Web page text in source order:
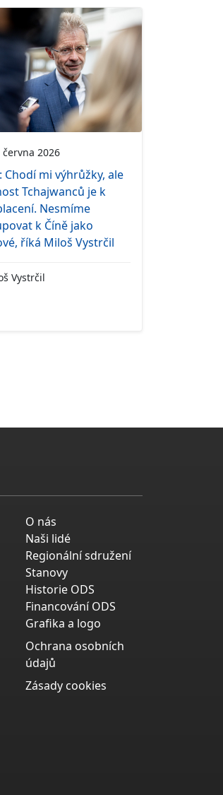
2026
Chodí mi výhrůžky, ale
Tchajwanců je k
Nesmíme
k Číně jako
říká Miloš Vystrčil
Vystrčil
O nás
Naši lidé
Regionální sdružení
Stanovy
Historie ODS
Financování ODS
Grafika a logo
Ochrana osobních
údajů
Zásady cookies